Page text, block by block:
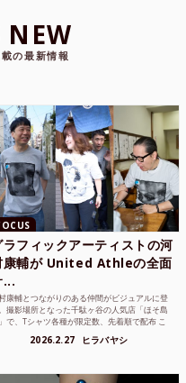
NEW
の最新情報
ラフィックアーティストの河
康輔が United Athleの全面
...
康輔とつながりのある仲間がビジュアルに登
撮影場所となった千駄ヶ谷の人気店「ほそ島
で、Tシャツ各種が限定数、先着順で配布 こ
2026.2.27 ヒラバヤシ